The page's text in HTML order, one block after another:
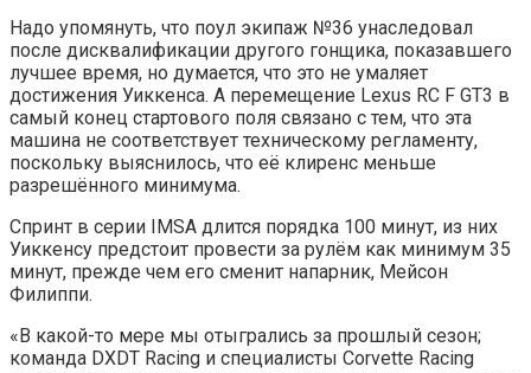
Надо упомянуть, что поул экипаж №36 унаследовал
после дисквалификации другого гонщика, показавшего
лучшее время, но думается, что это не умаляет
достижения Уиккенса. А перемещение Lexus RC F GT3 в
самый конец стартового поля связано с тем, что эта
машина не соответствует техническому регламенту,
поскольку выяснилось, что её клиренс меньше
разрешённого минимума.
Спринт в серии IMSA длится порядка 100 минут, из них
Уиккенсу предстоит провести за рулём как минимум 35
минут, прежде чем его сменит напарник, Мейсон
Филиппи.
«В какой-то мере мы отыгрались за прошлый сезон;
команда DXDT Racing и специалисты Corvette Racing